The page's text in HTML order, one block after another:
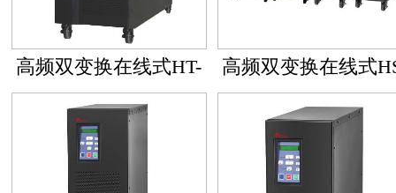
高频双变换在线式HT-
31三进单出系列
高频双变换在线式
33三进三出高性能